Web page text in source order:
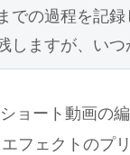
での過程を記録
ョート動画の
フェクトのプ